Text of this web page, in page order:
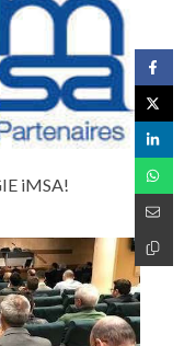
iMSA!